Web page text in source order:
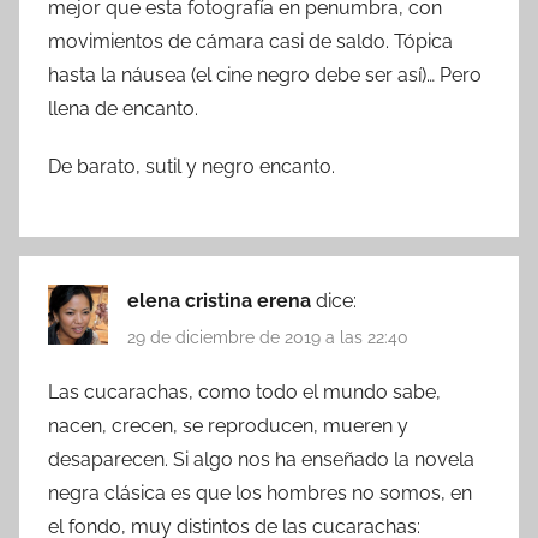
mejor que esta fotografía en penumbra, con
movimientos de cámara casi de saldo. Tópica
hasta la náusea (el cine negro debe ser así)… Pero
llena de encanto.
De barato, sutil y negro encanto.
elena cristina erena dice:
29 de diciembre de 2019 a las 22:40
Las cucarachas, como todo el mundo sabe,
nacen, crecen, se reproducen, mueren y
desaparecen. Si algo nos ha enseñado la novela
negra clásica es que los hombres no somos, en
el fondo, muy distintos de las cucarachas: